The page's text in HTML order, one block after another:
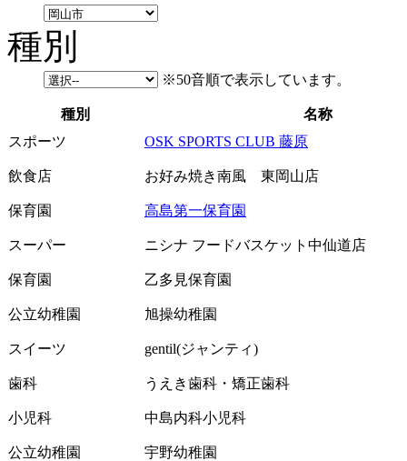
種別
※50音順で表示しています。
種別
名称
スポーツ
OSK SPORTS CLUB 藤原
飲食店 お好み焼き南風 東岡山店
保育園 高島第一保育園
スーパー ニシナ フードバスケット中仙道店
保育園 乙多見保育園
公立幼稚園 旭操幼稚園
スイーツ gentil(ジャンティ)
歯科 うえき歯科・矯正歯科
小児科 中島内科小児科
公立幼稚園 宇野幼稚園